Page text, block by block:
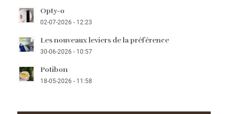
Opty-o
02-07-2026 - 12:23
Les nouveaux leviers de la préférence
30-06-2026 - 10:57
Potibon
18-05-2026 - 11:58